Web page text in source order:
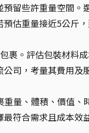
留些許重量空間。
估重量接近5公斤
裹。評估包裝材料
司，考量其費用及
重量、體積、價值、
符合需求且成本效